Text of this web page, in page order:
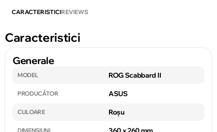
CARACTERISTICIREVIEWS
Caracteristici
Generale
MODEL ROG Scabbard II
PRODUCĂTOR ASUS
CULOARE Roșu
DIMENSIUNI